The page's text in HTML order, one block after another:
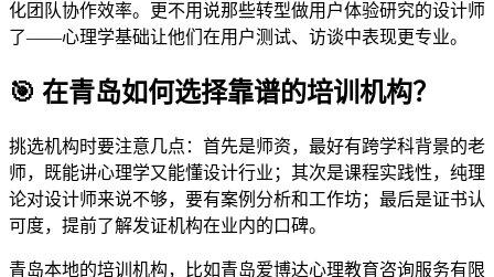
化团队协作效率。更不用说那些转型做用户体验研究的设计师
了——心理学基础让他们在用户测试、访谈中表现更专业。
🎯 在青岛如何选择靠谱的培训机构？
挑选机构时要注意几点：首先是师资，最好有跨学科背景的老
师，既能讲心理学又能懂设计行业；其次是课程实践性，纯理
论对设计师来说不够，要有案例分析和工作坊；最后是证书认
可度，提前了解发证机构在业内的口碑。
青岛本地的培训机构，比如青岛爱博达心理教育咨询服务有限